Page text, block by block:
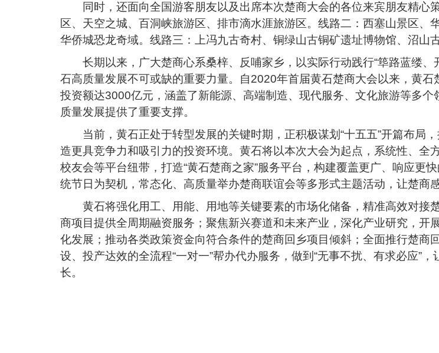
同时，还面向全国游客朋友以及出席本次楚商大会的各位来宾朋友精心
区、天空之城、百洞峡旅游区、排市滴水涯旅游区。线路二：西塞山景区、
华侨城恐龙奇域。线路三：上冯九古奇村、铜绿山古铜矿遗址博物馆、沼山
长期以来，广大楚商心系桑梓、反哺家乡，以实际行动践行“筚路蓝缕
石高质量发展不可或缺的重要力量。自2020年首届黄石楚商大会以来，黄
投资额达3000亿元，涵盖了新能源、高端制造、现代服务、文化旅游等多
质量发展提供了重要支撑。
当前，黄石正处于转型发展的关键时期，正积极谋划“十五五”开篇布局
造更具竞争力和吸引力的投资环境。黄石将以本次大会为起点，系统性、全
校友会等平台纽带，打造“黄石楚商之家”服务平台，构建覆盖更广、响应更
统节日为契机，常态化、高质量举办楚商联谊会等多形式主题活动，让楚商
黄石将强化用工、用能、用地等关键要素的市场化储备，精准高效对接
商项目提供全周期融资服务；聚焦新兴赛道和未来产业，深化产业研究，
化发展；推动各类政策资金向符合条件的楚商回乡项目倾斜；全面推行楚商
设、投产达效的全流程“一对一”帮办代办服务，做到“无事不扰、有求必应”
长。